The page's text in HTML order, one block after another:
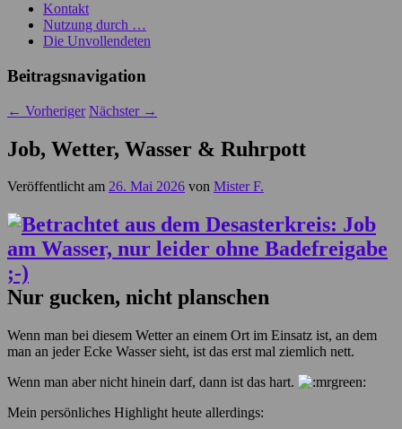
Kontakt
Nutzung durch …
Die Unvollendeten
Beitragsnavigation
← Vorheriger Nächster →
Job, Wetter, Wasser & Ruhrpott
Veröffentlicht am 26. Mai 2026 von Mister F.
Nur gucken, nicht planschen
Wenn man bei diesem Wetter an einem Ort im Einsatz ist, an dem
man an jeder Ecke Wasser sieht, ist das erst mal ziemlich nett.
Wenn man aber nicht hinein darf, dann ist das hart.
Mein persönliches Highlight heute allerdings: